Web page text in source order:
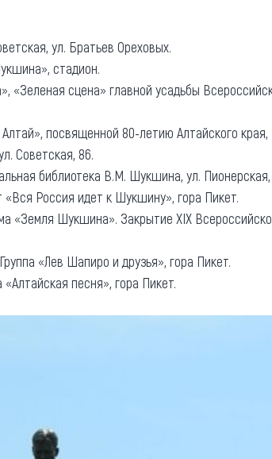
ул. Братьев Ореховых.
стадион.
«Зеленая сцена» главной усадьбы
посвященной 80-летию Алтайского края,
Советская, 86.
библиотека В.М. Шукшина, ул. Пионерская,
Россия идет к Шукшину», гора Пикет.
«Земля Шукшина». Закрытие XIX
«Лев Шапиро и друзья», гора Пикет.
песня», гора Пикет.